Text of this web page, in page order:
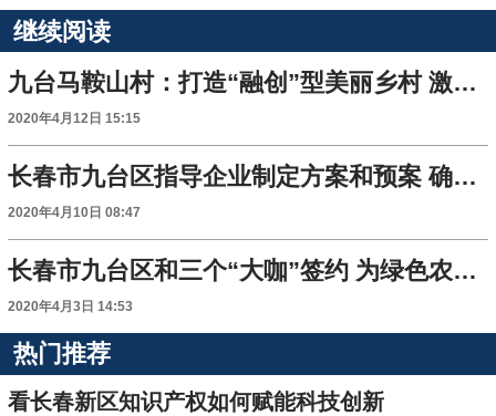
继续阅读
九台马鞍山村：打造“融创”型美丽乡村 激发乡村振兴新活力
2020年4月12日 15:15
长春市九台区指导企业制定方案和预案 确保食品生产企业有序复工复产
2020年4月10日 08:47
长春市九台区和三个“大咖”签约 为绿色农业添新动能
2020年4月3日 14:53
热门推荐
看长春新区知识产权如何赋能科技创新